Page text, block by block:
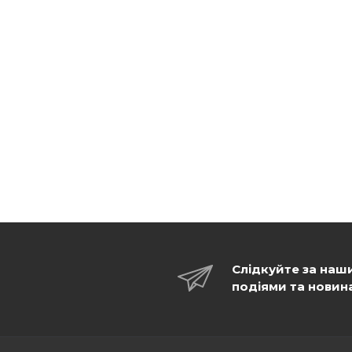
Слідкуйте за
подіями та